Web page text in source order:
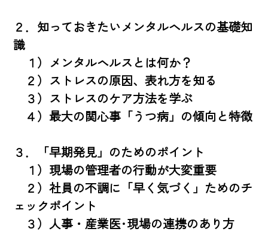
２．知っておきたいメンタルヘルスの基礎知
識
１）メンタルヘルスとは何か？
２）ストレスの原因、表れ方を知る
３）ストレスのケア方法を学ぶ
４）最大の関心事「うつ病」の傾向と特徴
３．「早期発見」のためのポイント
１）現場の管理者の行動が大変重要
２）社員の不調に「早く気づく」ためのチ
ェックポイント
３）人事・産業医･現場の連携のあり方